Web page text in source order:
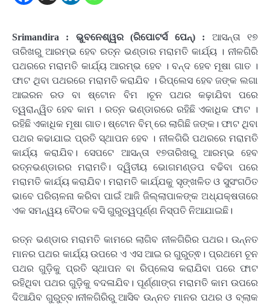
Srimandira : ଭୁବନେଶ୍ୱର (ରିପୋଟର୍ସ ପେନ୍‌) : ଆସନ୍ତା ୧୭
ତାରିଖରୁ ଆରମ୍ଭ ହେବ ରତ୍ନ ଭଣ୍ଡାର ମରାମତି କାର୍ଯ୍ୟ । ନୀଳଗିରି
ପଥରରେ ମରାମତି କାର୍ଯ୍ୟ ଆରମ୍ଭ ହେବ । ବନ୍ଦ ହେବ ମୂଷା ଗାତ ।
ଫାଟ ଥିବା ପଥରରେ ମରାମତି କରାଯିବ । ରିପ୍ଲେସ ହେବ ଜଙ୍କ ଲଗା
ଆଇରନ ରଡ ବା ଷ୍ଟୋନ ବିମ ।ଚୂନ ପଥର କଢ଼ାଯିବା ପରେ
ତ୍ୱରାନ୍ୱିତ ହେବ କାମ । ରତ୍ନ ଭଣ୍ଡାରରେ ରହିଛି ଏକାଧିକ ଫାଟ ।
ରହିଛି ଏକାଧିକ ମୂଷା ଗାତ। ଷ୍ଟୋନ ବିମ୍ ରେ ଲାଗିଛି ଜଙ୍କ। ଫାଟ ଥିବା
ପଥର କଢାଯାଇ ପ୍ରତି ସ୍ଥାପନ ହେବ । ନୀଳଗିରି ପଥରରେ ମରାମତି
କାର୍ଯ୍ୟ କରାଯିବ। ସେପଟେ ଆସନ୍ତା ୧୭ତାରିଖରୁ ଆରମ୍ଭ ହେବ
ରତ୍ନଭଣ୍ଡାରର ମରାମତି। ଦ୍ୱିତୀୟ ଭୋଗମଣ୍ଡପ ବଢିବା ପରେ
ମରାମତି କାର୍ଯ୍ୟ କରାଯିବ। ମରାମତି କାର୍ଯ୍ଯକୁ ସୃଙ୍ଖଳିତ ଓ ସୁସଂଗଠିତ
ଭାବେ ପରିଚାଳନା କରିବା ପାଇଁ ଆଜି ଜିଲ୍ଲାପାଳଙ୍କ ଅଧ୍ଯକ୍ଷତାରେ
ଏକ ସମନ୍ୱୟ ବୈଠକ ବସି ଗୁରୁତ୍ୱପୂର୍ଣ୍ଣ ନିସ୍ପତି ନିଆଯାଇଛି।
ରତ୍ନ ଭଣ୍ଡାର ମରାମତି କାମରେ ଲାଗିବ ନୀଳଗିରିର ପଥର। ଉନ୍ନତ
ମାନର ପଥର କାର୍ଯ୍ୟ ଉପରେ ଏ ଏସ ଆଇ ର ଗୁରୁତ୍ଵ। ପ୍ରଥମେ ଚୂନ
ପଥର ଗୁଡ଼ିକୁ ପ୍ରତି ସ୍ଥାପନ ବା ରିପ୍ଲେସ କରାଯିବା ପରେ ଫାଟ
ରହିଥିବା ପଥର ଗୁଡ଼ିକୁ ବଦଳାଯିବ। ପୂର୍ଣ୍ଣାଙ୍ଗ ମରାମତି କାମ ଉପରେ
ଦିଆଯିବ ଗୁରୁତ୍ବ।ନୀଳଗିରିରୁ ଆସିବ ଉନ୍ନତ ମାନର ପଥର ଓ ବ୍ଲାକ